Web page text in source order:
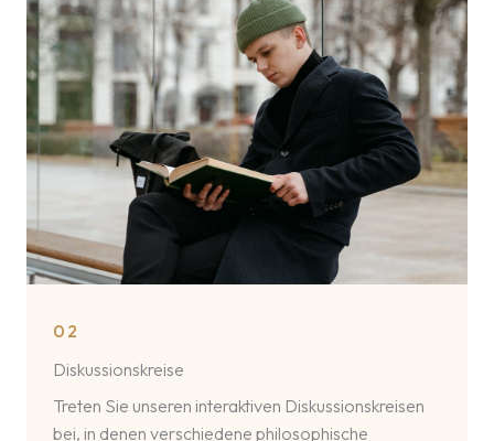
02
Diskussionskreise
Treten Sie unseren interaktiven Diskussionskreisen
bei, in denen verschiedene philosophische